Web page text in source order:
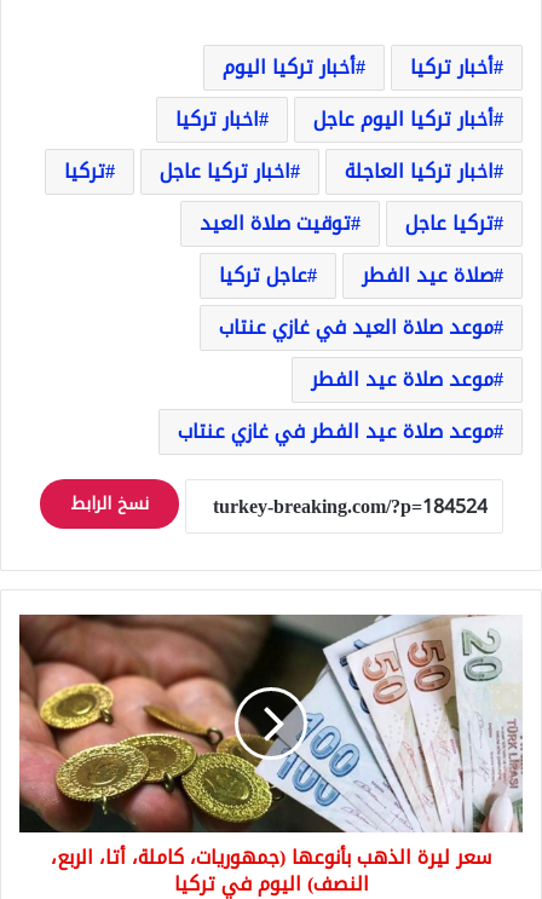
أخبار تركيا
أخبار تركيا اليوم
أخبار تركيا اليوم عاجل
اخبار تركيا
اخبار تركيا العاجلة
اخبار تركيا عاجل
تركيا
تركيا عاجل
توقيت صلاة العيد
صلاة عيد الفطر
عاجل تركيا
موعد صلاة العيد في غازي عنتاب
موعد صلاة عيد الفطر
موعد صلاة عيد الفطر في غازي عنتاب
نسخ الرابط
سعر
ليرة
الذهب
بأنوعها
(جمهوريات،
كاملة،
أتا،
الربع،
النصف)
اليومسعر ليرة الذهب بأنوعها (جمهوريات، كاملة، أتا، الربع،
النصف) اليوم في تركيا